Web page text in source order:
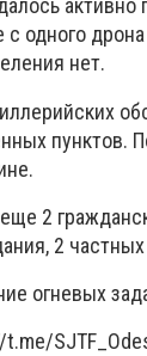
одного
нет.
пунктов.
2
2
огневых